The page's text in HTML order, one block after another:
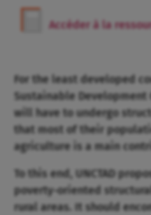
Accéder à la
For the least developed
Sustainable
will have to undergo
that most of their
agriculture is a main
To this end, UNCTAD
poverty-oriented
rural areas. It should